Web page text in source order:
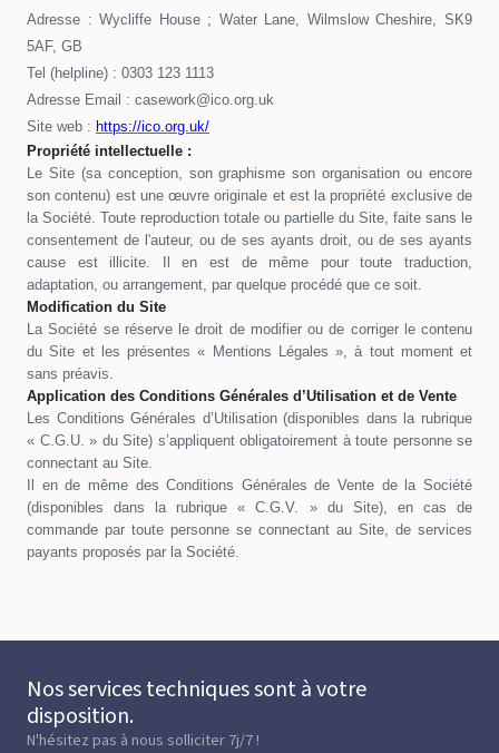
Adresse : Wycliffe House ; Water Lane, Wilmslow Cheshire, SK9
5AF, GB
Tel (helpline) : 0303 123 1113
Adresse Email : casework@ico.org.uk
Site web : https://ico.org.uk/
Propriété intellectuelle :
Le Site (sa conception, son graphisme son organisation ou encore
son contenu) est une œuvre originale et est la propriété exclusive de
la Société. Toute reproduction totale ou partielle du Site, faite sans le
consentement de l'auteur, ou de ses ayants droit, ou de ses ayants
cause est illicite. Il en est de même pour toute traduction,
adaptation, ou arrangement, par quelque procédé que ce soit.
Modification du Site
La Société se réserve le droit de modifier ou de corriger le contenu
du Site et les présentes « Mentions Légales », à tout moment et
sans préavis.
Application des Conditions Générales d’Utilisation et de Vente
Les Conditions Générales d’Utilisation (disponibles dans la rubrique
« C.G.U. » du Site) s’appliquent obligatoirement à toute personne se
connectant au Site.
Il en de même des Conditions Générales de Vente de la Société
(disponibles dans la rubrique « C.G.V. » du Site), en cas de
commande par toute personne se connectant au Site, de services
payants proposés par la Société.
Nos services techniques sont à votre
disposition.
N'hésitez pas à nous solliciter 7j/7 !